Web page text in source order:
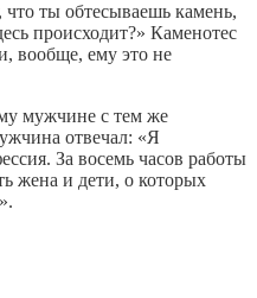
ты обтесываешь камень,
происходит?» Каменотес
вообще, ему это не
мужчине с тем же
отвечал: «Я
За восемь часов работы
жена и дети, о которых